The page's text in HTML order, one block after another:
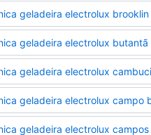
geladeira electrolux brooklin
geladeira electrolux butantã
geladeira electrolux cambuci
geladeira electrolux campo
geladeira electrolux campos